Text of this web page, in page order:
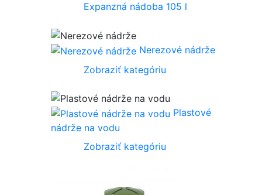
Expanzná nádoba 105 l
Nerezové nádrže
Zobraziť kategóriu
Plastové
nádrže na vodu
Zobraziť kategóriu